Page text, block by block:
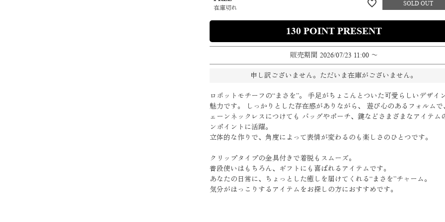
在庫切れ
130
販売期間 2026/07/23 11:00 〜
申し訳ございません。ただいま在庫がございません。
ロボットモチーフの“まさを”。 手足がちょこんとついた可愛らしいデザイ
魅力です。 しっかりとした存在感がありながら、 遊び心のあるフォルムで
ェーンネックレスにつけても バッグやポーチ、鍵などさまざまなアイテム
ンポイントに活躍。
立体的な作りで、角度によって表情が変わるのも楽しさのひとつです。
クリップタイプの金具付きで着脱もスムーズ。
普段使いはもちろん、ギフトにも喜ばれるアイテムです。
あなたの日常に、ちょっとした癒しを届けてくれる“まさを”チャーム。
気分がほっこりするアイテムをお探しの方におすすめです。